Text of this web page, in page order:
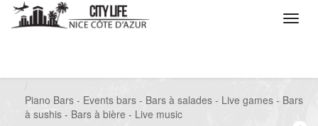
Piano Bars - Events bars - Bars à salades - Live games - Bars
à sushis - Bars à bière - Live music